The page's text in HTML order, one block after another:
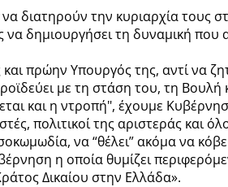
διατηρούν την κυριαρχία τους
δημιουργήσει τη δυναμική που
πρώην Υπουργός της, αντί να
με τη στάση του, τη
και η ντροπή", έχουμε
πολιτικοί της αριστεράς και
να “θέλει” ακόμα να
η οποία θυμίζει
Δικαίου στην Ελλάδα».